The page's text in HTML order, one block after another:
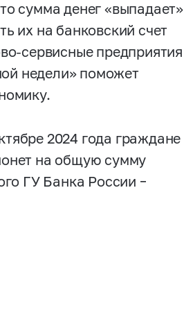
сумма денег «выпадает»
их на банковский счет
сервисные предприятия
недели» поможет
2024 года граждане
на общую сумму
ГУ Банка России –